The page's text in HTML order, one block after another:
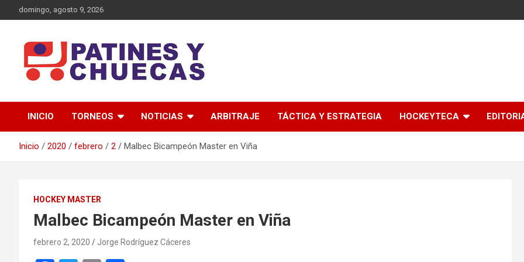
al
domingo, agosto 9, 2026
Patines y Chuecas
INICIO TORNEOS NOTICIAS ARBITRAJE TÁCTICA Y ESTRATEGIA HOCKEYTECA
Inicio 2020 febrero 2 Malbec Bicampeón Master en Viña
HOCKEY MASTER
Malbec Bicampeón Master en Viña
febrero 2, 2020 Jorge Rodríguez Cáceres